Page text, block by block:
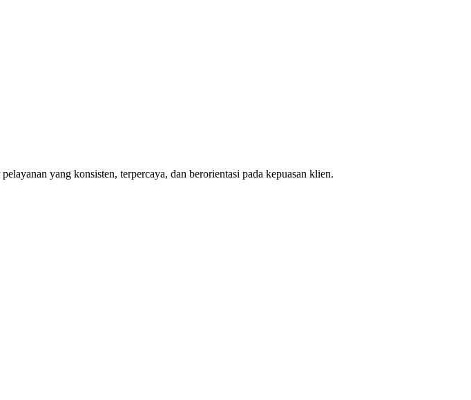
yang konsisten, terpercaya, dan berorientasi pada kepuasan klien.